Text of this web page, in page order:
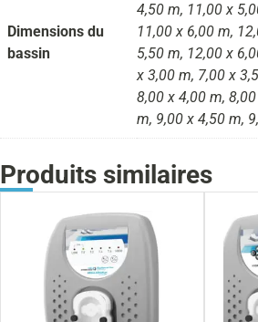
Dimensions du
bassin
4,50 m, 11,00 x
11,00 x 6,00 m,
5,50 m, 12,00 x
x 3,00 m, 7,00 x
8,00 x 4,00 m,
m, 9,00 x 4,50 m,
Produits similaires